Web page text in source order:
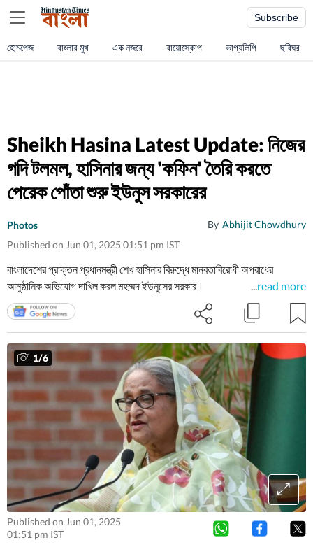
Subscribe
হোমপেজ বাংলার মুখ এক নজরে বায়োস্কোপ ভাগ্যলিপি ছবিঘর
Sheikh Hasina Latest Update: নিজের
গদি টলমল, হাসিনার জন্য 'কফিন' তৈরি করতে
পেরেক পোঁতা শুরু ইউনুস সরকারের
Photos By Abhijit Chowdhury
Published on Jun 01, 2025 01:51 pm IST
বাংলাদেশের প্রাক্তন প্রধানমন্ত্রী শেখ হাসিনার বিরুদ্ধে মানবতাবিরোধী অপরাধের
আনুষ্ঠানিক অভিযোগ দাখিল করল মহম্মদ ইউনুসের সরকার।
...read more
1/6
Published on Jun 01, 2025
01:51 pm IST